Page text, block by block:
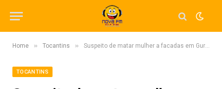
Home » Tocantins » Suspeito de matar mulher a facadas em Gurupi é preso após se apresentar à polícia
TOCANTINS